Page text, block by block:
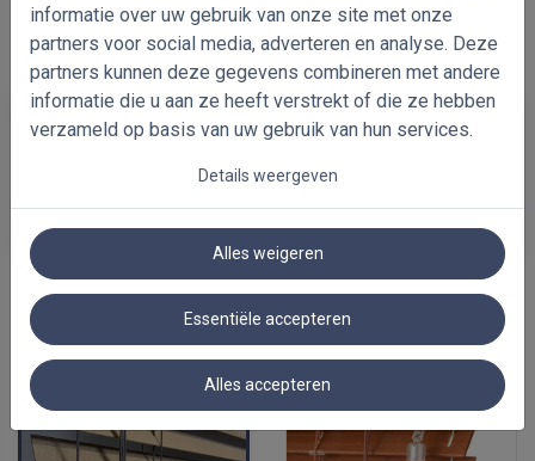
informatie over uw gebruik van onze site met onze
partners voor social media, adverteren en analyse. Deze
partners kunnen deze gegevens combineren met andere
informatie die u aan ze heeft verstrekt of die ze hebben
verzameld op basis van uw gebruik van hun services.
Details weergeven
Alles weigeren
Essentiële accepteren
Alles accepteren
Op maat gemaakte horizontale houten jaloezieën geproduceerd
momenteel op de raamdecoratie markt kunt vinden.
GERELATEERDE PRODUCTEN